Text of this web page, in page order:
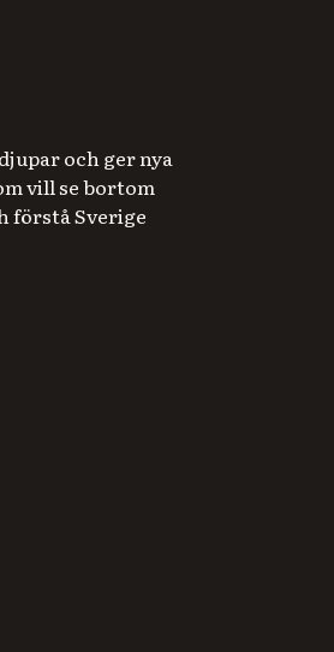
och ger nya
vill se bortom
förstå Sverige